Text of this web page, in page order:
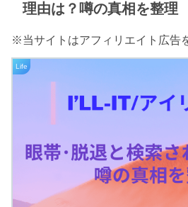
理由は？噂の真相を整理
※当サイトはアフィリエイト広告
Life